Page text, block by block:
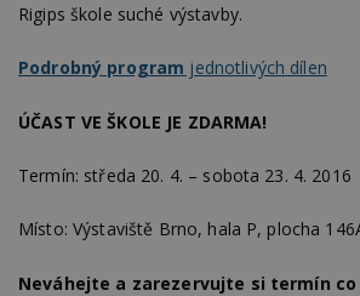
Rigips škole suché výstavby.
Podrobný program jednotlivých dílen
ÚČAST VE ŠKOLE JE ZDARMA!
Termín: středa 20. 4. – sobota 23. 4. 2016
Místo: Výstaviště Brno, hala P, plocha
Neváhejte a zarezervujte si termín